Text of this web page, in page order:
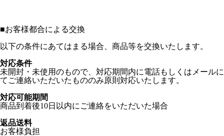
■お客様都合による交換
以下の条件にあてはまる場合、商品等を交換いたします。
対応条件
未開封・未使用のもので、対応期間内に電話もしくはメールに
てご連絡いただいたもののみ原則対応いたします。
対応可能期間
商品到着後10日以内にご連絡をいただいた場合
返品送料
お客様負担